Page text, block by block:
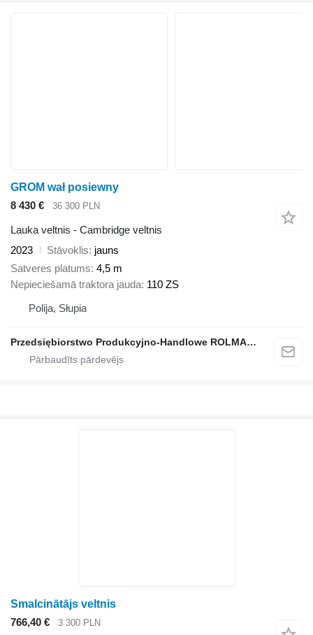
GROM wał posiewny
8 430 €
36 300 PLN
Lauka veltnis - Cambridge veltnis
2023
Stāvoklis jauns
Satveres platums 4,5 m
Nepieciešamā traktora jauda 110 ZS
Polija, Słupia
Przedsiębiorstwo Produkcyjno-Handlowe ROLMAPOL Marcin Dziekan
Smalcinātājs veltnis
766,40 €
3 300 PLN